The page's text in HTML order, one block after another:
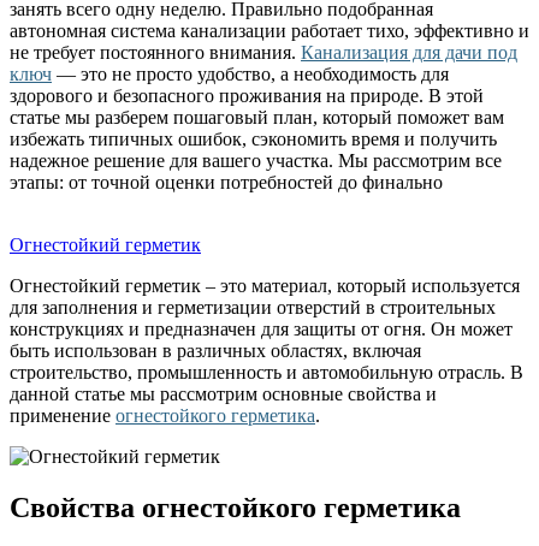
занять всего одну неделю. Правильно подобранная
автономная система канализации работает тихо, эффективно и
не требует постоянного внимания. Канализация для дачи под
ключ — это не просто удобство, а необходимость для
здорового и безопасного проживания на природе. В этой
статье мы разберем пошаговый план, который поможет вам
избежать типичных ошибок, сэкономить время и получить
надежное решение для вашего участка. Мы рассмотрим все
этапы: от точной оценки потребностей до финально
Огнестойкий герметик
Огнестойкий герметик – это материал, который используется
для заполнения и герметизации отверстий в строительных
конструкциях и предназначен для защиты от огня. Он может
быть использован в различных областях, включая
строительство, промышленность и автомобильную отрасль. В
данной статье мы рассмотрим основные свойства и
применение огнестойкого герметика.
Свойства огнестойкого герметика